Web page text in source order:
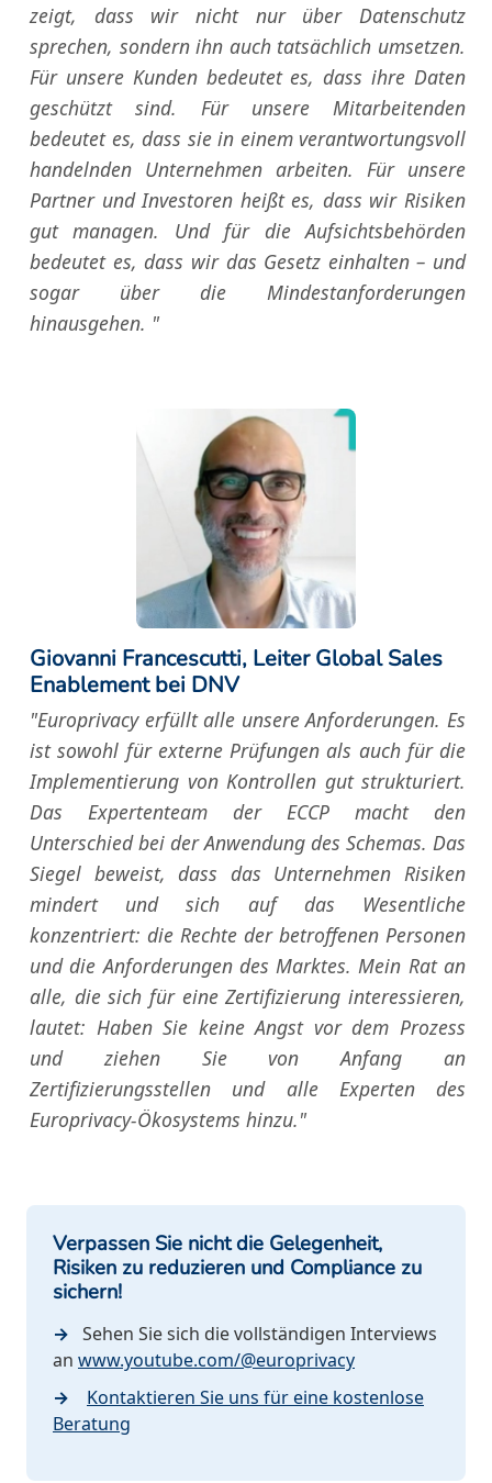
zeigt, dass wir nicht nur über Datenschutz
sprechen, sondern ihn auch tatsächlich umsetzen.
Für unsere Kunden bedeutet es, dass ihre Daten
geschützt sind. Für unsere Mitarbeitenden
bedeutet es, dass sie in einem verantwortungsvoll
handelnden Unternehmen arbeiten. Für unsere
Partner und Investoren heißt es, dass wir Risiken
gut managen. Und für die Aufsichtsbehörden
bedeutet es, dass wir das Gesetz einhalten – und
sogar über die Mindestanforderungen
hinausgehen. "
Giovanni Francescutti, Leiter Global Sales
Enablement bei DNV
"Europrivacy erfüllt alle unsere Anforderungen. Es
ist sowohl für externe Prüfungen als auch für die
Implementierung von Kontrollen gut strukturiert.
Das Expertenteam der ECCP macht den
Unterschied bei der Anwendung des Schemas. Das
Siegel beweist, dass das Unternehmen Risiken
mindert und sich auf das Wesentliche
konzentriert: die Rechte der betroffenen Personen
und die Anforderungen des Marktes. Mein Rat an
alle, die sich für eine Zertifizierung interessieren,
lautet: Haben Sie keine Angst vor dem Prozess
und ziehen Sie von Anfang an
Zertifizierungsstellen und alle Experten des
Europrivacy-Ökosystems hinzu."
Verpassen Sie nicht die Gelegenheit,
Risiken zu reduzieren und Compliance zu
sichern!
→ Sehen Sie sich die vollständigen Interviews
an www.youtube.com/@europrivacy
→
Kontaktieren Sie uns für eine kostenlose
Beratung